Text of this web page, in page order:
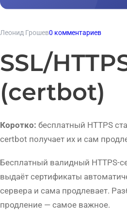
Леонид Грошев0 комментариев
SSL/
(certbot)
Коротко: бесплатный HTTPS
certbot получает их и сам
Бесплатный валидный HTTPS-
выдаёт сертификаты
сервера и сама продлевает.
продление — самое важное.